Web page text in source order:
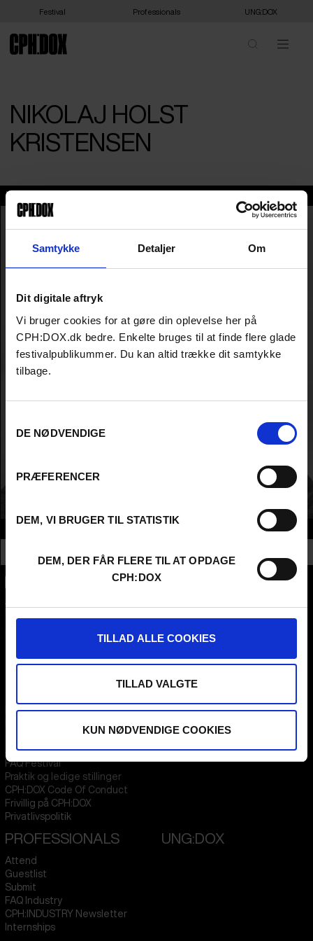
Samtykke Detaljer Om
Dit digitale aftryk
Vi bruger cookies for at gøre din oplevelse her på
CPH:DOX.dk bedre. Enkelte bruges til at finde flere glade
festivalpublikummer. Du kan altid trække dit samtykke
tilbage.
DE NØDVENDIGE
PRÆFERENCER
DEM, VI BRUGER TIL STATISTIK
DEM, DER FÅR FLERE TIL AT OPDAGE
CPH:DOX
TILLAD ALLE COOKIES
TILLAD VALGTE
KUN NØDVENDIGE COOKIES
Festival Professionals UNG:DOX
NIKOLAJ HOLST
KRISTENSEN
Nikolaj Holst Kristensen
Flæsketorvet 60, 3s
1711
CVR31285569
FESTIVAL 2026 DA
Kontakt
Arkiv
FAQ Festival
Praktik og ledige stillinger
CPH:DOX Code Of Conduct
Frivillig på CPH:DOX
Privatlivspolitik
STREAMING
KLUB:DOX
PROFESSIONALS
Attend
Guestlist
Submit
FAQ Industry
CPH:INDUSTRY Newsletter
Internships
UNG:DOX